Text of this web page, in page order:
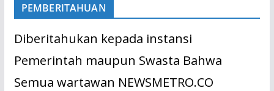
PEMBERITAHUAN
Diberitahukan kepada instansi
Pemerintah maupun Swasta Bahwa
Semua wartawan NEWSMETRO.CO